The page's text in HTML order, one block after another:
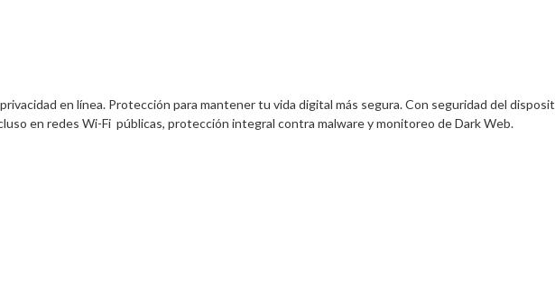
en línea. Protección para mantener tu vida digital más segura. Con seguridad del
en redes Wi-Fi  públicas, protección integral contra malware y monitoreo de Dark Web.